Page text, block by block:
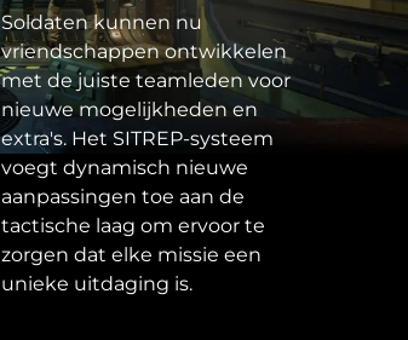
Soldaten kunnen nu
vriendschappen ontwikkelen
met de juiste teamleden voor
nieuwe mogelijkheden en
extra's. Het SITREP-systeem
voegt dynamisch nieuwe
aanpassingen toe aan de
tactische laag om ervoor te
zorgen dat elke missie een
unieke uitdaging is.